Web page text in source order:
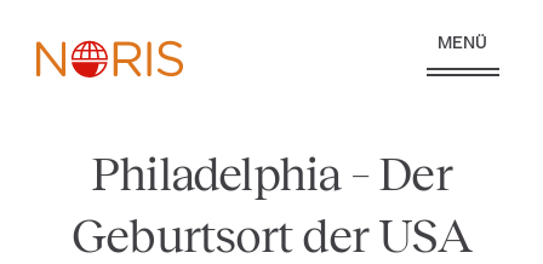
MENÜ
Philadelphia – Der
Geburtsort der USA